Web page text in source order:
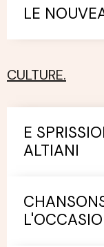
LE
CULTURE.
E
ALTIANI